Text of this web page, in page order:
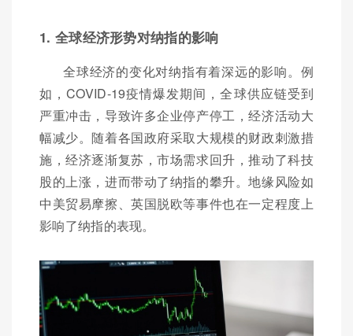
1. 全球经济形势对纳指的影响
全球经济的变化对纳指有着深远的影响。例
如，COVID-19疫情爆发期间，全球供应链受到
严重冲击，导致许多企业停产停工，经济活动大
幅减少。随着各国政府采取大规模的财政刺激措
施，经济逐渐复苏，市场需求回升，推动了科技
股的上涨，进而带动了纳指的攀升。地缘风险如
中美贸易摩擦、英国脱欧等事件也在一定程度上
影响了纳指的表现。